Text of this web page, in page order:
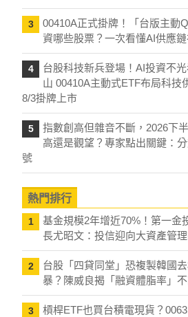
3
00410A正式掛牌！「台版主動
資哪些股票？一次看懂AI供應
4
台股科技新兵登場！AI投資不
山 00410A主動式ETF布局科技
8/3掛牌上市
5
指數創高但雜音不斷，2026下
高還是觀望？專家點出關鍵：
號
熱門排行
1
基金規模2年增近70%！第一金
長尤昭文：投信迎向大資產管
2
台股「四貸同堂」恐複製韓國
暴？陳威良揭「融資體脂率」
3
槓桿ETF也買台積電現貨？